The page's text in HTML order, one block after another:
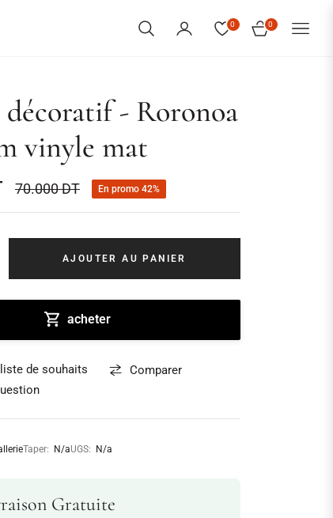
0 0
PANIER
décoratif - Roronoa
vinyle mat
Prix
habituel
70.000 DT En promo 42%
AJOUTER AU PANIER
acheter
de souhaits
Comparer
Taper: N/aUGS: N/a
Gratuite